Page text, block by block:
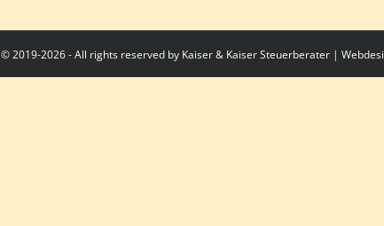
© 2019-2026 - All rights reserved by Kaiser & Kaiser Steuerberater |